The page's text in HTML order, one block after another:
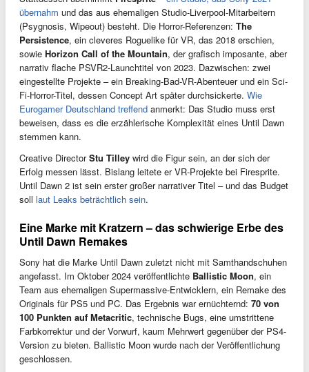
übernahm und das aus ehemaligen Studio-Liverpool-Mitarbeitern
(Psygnosis, Wipeout) besteht. Die Horror-Referenzen: The
Persistence, ein cleveres Roguelike für VR, das 2018 erschien,
sowie Horizon Call of the Mountain, der grafisch imposante, aber
narrativ flache PSVR2-Launchtitel von 2023. Dazwischen: zwei
eingestellte Projekte – ein Breaking-Bad-VR-Abenteuer und ein Sci-
Fi-Horror-Titel, dessen Concept Art später durchsickerte. Wie
Eurogamer Deutschland treffend anmerkt: Das Studio muss erst
beweisen, dass es die erzählerische Komplexität eines Until Dawn
stemmen kann.
Creative DirectorStu Tilley wird die Figur sein, an der sich der
Erfolg messen lässt. Bislang leitete er VR-Projekte bei Firesprite.
Until Dawn 2 ist sein erster großer narrativer Titel – und das Budget
soll laut Leaks beträchtlich sein.
Eine Marke mit Kratzern – das schwierige Erbe des
Until Dawn Remakes
Sony hat die Marke Until Dawn zuletzt nicht mit Samthandschuhen
angefasst. Im Oktober 2024 veröffentlichte Ballistic Moon, ein
Team aus ehemaligen Supermassive-Entwicklern, ein Remake des
Originals für PS5 und PC. Das Ergebnis war ernüchternd: 70 von
100 Punkten auf Metacritic, technische Bugs, eine umstrittene
Farbkorrektur und der Vorwurf, kaum Mehrwert gegenüber der PS4-
Version zu bieten. Ballistic Moon wurde nach der Veröffentlichung
geschlossen.